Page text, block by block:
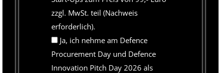
zzgl. MwSt. teil (Nachweis
erforderlich).
Ja, ich nehme am Defence
Procurement Day und Defence
Innovation Pitch Day 2026 als